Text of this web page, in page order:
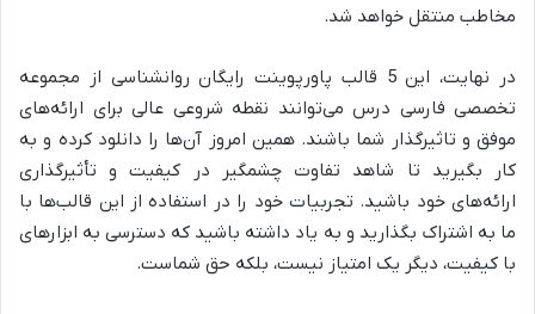
مخاطب منتقل خواهد شد.
در نهایت، این 5 قالب پاورپوینت رایگان روانشناسی از مجموعه
تخصصی فارسی درس می‌توانند نقطه شروعی عالی برای ارائه‌های
موفق و تاثیرگذار شما باشند. همین امروز آن‌ها را دانلود کرده و به
کار بگیرید تا شاهد تفاوت چشمگیر در کیفیت و تأثیرگذاری
ارائه‌های خود باشید. تجربیات خود را در استفاده از این قالب‌ها با
ما به اشتراک بگذارید و به یاد داشته باشید که دسترسی به ابزارهای
با کیفیت، دیگر یک امتیاز نیست، بلکه حق شماست.